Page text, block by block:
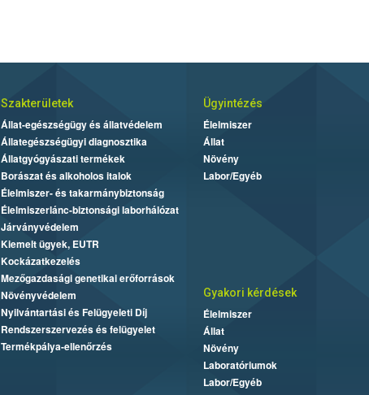
Szakterületek
Állat-egészségügy és állatvédelem
Állategészségügyi diagnosztika
Állatgyógyászati termékek
Borászat és alkoholos italok
Élelmiszer- és takarmánybiztonság
Élelmiszerlánc-biztonsági laborhálózat
Járványvédelem
Kiemelt ügyek, EUTR
Kockázatkezelés
Mezőgazdasági genetikai erőforrások
Növényvédelem
Nyilvántartási és Felügyeleti Díj
Rendszerszervezés és felügyelet
Termékpálya-ellenőrzés
Ügyintézés
Élelmiszer
Állat
Növény
Labor/Egyéb
Gyakori kérdések
Élelmiszer
Állat
Növény
Laboratóriumok
Labor/Egyéb